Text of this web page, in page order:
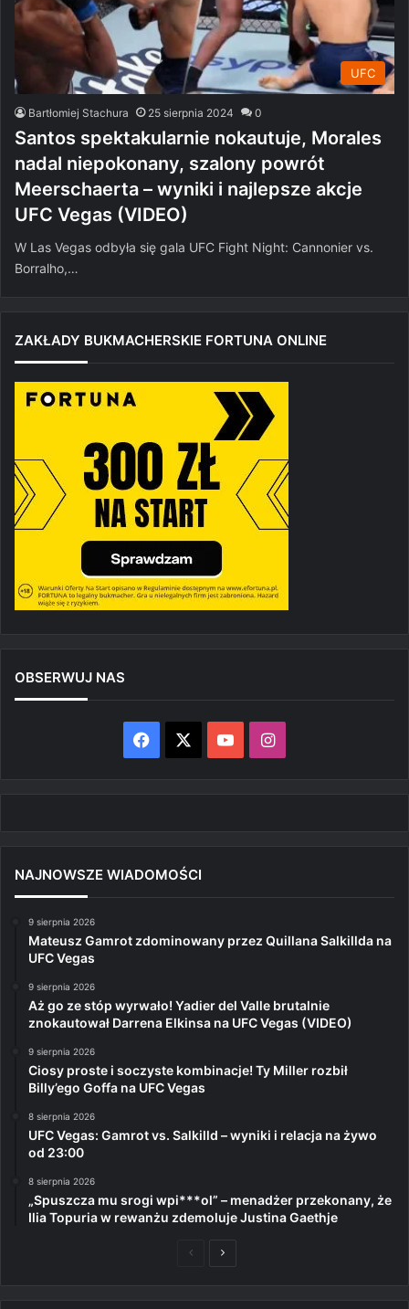
UFC
Bartłomiej Stachura 25 sierpnia 2024 0
Santos spektakularnie nokautuje, Morales
nadal niepokonany, szalony powrót
Meerschaerta – wyniki i najlepsze akcje
UFC Vegas (VIDEO)
W Las Vegas odbyła się gala UFC Fight Night: Cannonier vs.
Borralho,…
ZAKŁADY BUKMACHERSKIE FORTUNA ONLINE
OBSERWUJ NAS
Facebook YouTubeInstagram
NAJNOWSZE WIADOMOŚCI
9 sierpnia 2026
Mateusz Gamrot zdominowany przez Quillana Salkillda na
UFC Vegas
9 sierpnia 2026
Aż go ze stóp wyrwało! Yadier del Valle brutalnie
znokautował Darrena Elkinsa na UFC Vegas (VIDEO)
9 sierpnia 2026
Ciosy proste i soczyste kombinacje! Ty Miller rozbił
Billy’ego Goffa na UFC Vegas
8 sierpnia 2026
UFC Vegas: Gamrot vs. Salkilld – wyniki i relacja na żywo
od 23:00
8 sierpnia 2026
„Spuszcza mu srogi wpi***ol” – menadżer przekonany, że
Ilia Topuria w rewanżu zdemoluje Justina Gaethje
PoprzedniaNastępna